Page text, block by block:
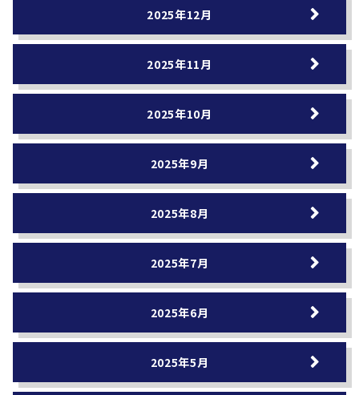
2025年12月
2025年11月
2025年10月
2025年9月
2025年8月
2025年7月
2025年6月
2025年5月